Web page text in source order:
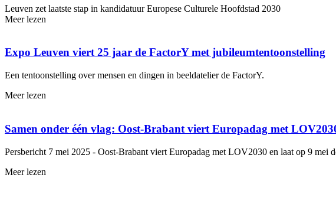
Leuven zet laatste stap in kandidatuur Europese Culturele Hoofdstad 2030
Meer lezen
Expo Leuven viert 25 jaar de FactorY met ju­bi­le­um­ten­toon­stel­ling
Een tentoonstelling over mensen en dingen in beeldatelier de FactorY.
Meer lezen
Samen onder één vlag: Oost-Brabant viert Europadag met
Persbericht 7 mei 2025 - Oost-Brabant viert Europadag met LOV2030 en laat op 9 mei
Meer lezen